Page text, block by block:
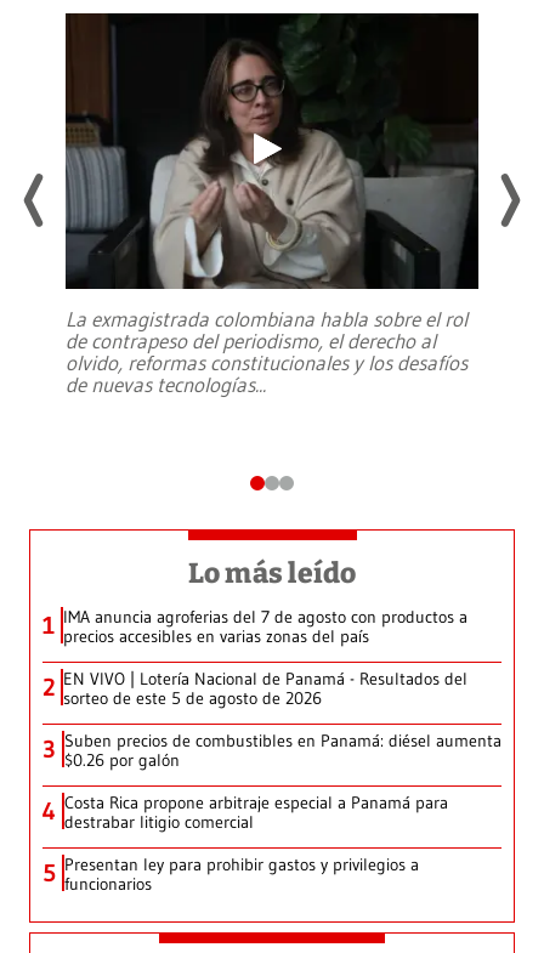
La exmagistrada colombiana habla sobre el rol
de contrapeso del periodismo, el derecho al
olvido, reformas constitucionales y los desafíos
de nuevas tecnologías...
Lo más leído
1 IMA anuncia agroferias del 7 de agosto con productos a
precios accesibles en varias zonas del país
2 EN VIVO | Lotería Nacional de Panamá - Resultados del
sorteo de este 5 de agosto de 2026
3 Suben precios de combustibles en Panamá: diésel aumenta
$0.26 por galón
4 Costa Rica propone arbitraje especial a Panamá para
destrabar litigio comercial
5 Presentan ley para prohibir gastos y privilegios a
funcionarios